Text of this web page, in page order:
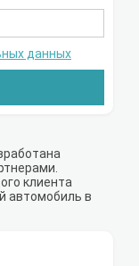
данных
клиента
автомобиль в